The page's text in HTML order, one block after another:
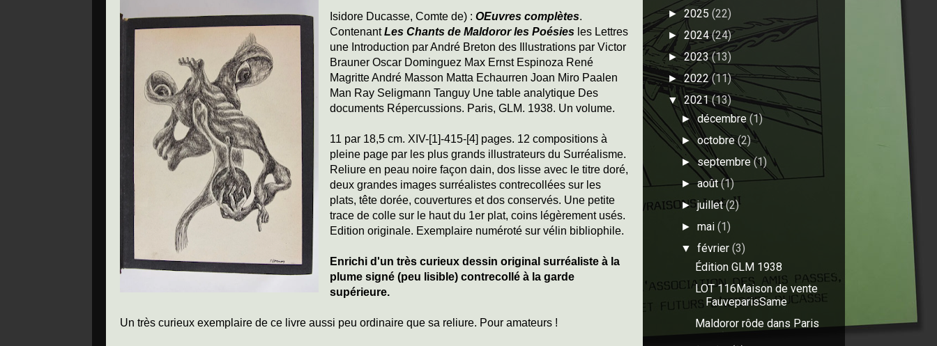
Isidore Ducasse, Comte de) : OEuvres complètes.
ContenantLes Chants de Maldoror les Poésies les Lettres
une Introduction par André Breton des Illustrations par Victor
Brauner Oscar Dominguez Max Ernst Espinoza René
Magritte André Masson Matta Echaurren Joan Miro Paalen
Man Ray Seligmann Tanguy Une table analytique Des
documents Répercussions. Paris, GLM. 1938. Un volume.
11 par 18,5 cm. XIV-[1]-415-[4] pages. 12 compositions à
pleine page par les plus grands illustrateurs du Surréalisme.
Reliure en peau noire façon dain, dos lisse avec le titre doré,
deux grandes images surréalistes contrecollées sur les
plats, tête dorée, couvertures et dos conservés. Une petite
trace de colle sur le haut du 1er plat, coins légèrement usés.
Edition originale. Exemplaire numéroté sur vélin bibliophile.
Enrichi d'un très curieux dessin original surréaliste à la
plume signé (peu lisible) contrecollé à la garde
supérieure.
Un très curieux exemplaire de ce livre aussi peu ordinaire que sa reliure. Pour amateurs !
►2025 (22)
► 2024(24)
►2023(13)
►2022(11)
▼2021(13)
►décembre(1)
►octobre(2)
►septembre(1)
►août(1)
►juillet(2)
►mai(1)
▼février(3)
Édition GLM 1938
LOT 116Maison de vente
FauveparisSame
Maldoror rôde dans Paris